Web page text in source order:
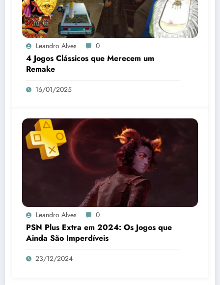
Leandro Alves 0
4 Jogos Clássicos que Merecem um
Remake
16/01/2025
Leandro Alves 0
PSN Plus Extra em 2024: Os Jogos que
Ainda São Imperdíveis
23/12/2024